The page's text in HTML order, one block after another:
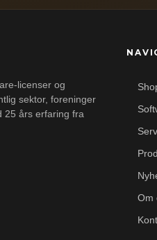
licenser og
sektor, foreninger
25 års erfaring fra
Om